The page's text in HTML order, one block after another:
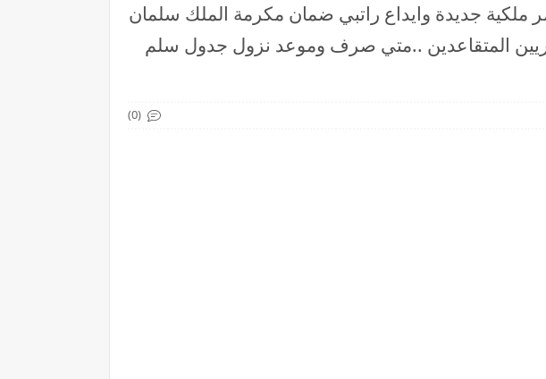
ملكية جديدة وايداع راتبي ضمان مكرمة الملك سلمان
البدلات والمكافآت للعسكريين المتقاعدين ..متي صرف وموعد نزول جدول سلم
(0)